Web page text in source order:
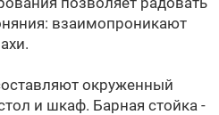
взаимопроникают
окруженный
и шкаф. Барная стойка -